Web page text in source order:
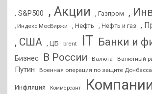
, S&P500 , Акции , Газпром ,
, Индекс МосБиржи , Нефть , Нефть и газ ,
, США , ЦБ brent IT Банки и
Бизнес В России Валюта Валютный
Путин
Военная операция по защите Донбасса
Инфляция Коммерсант